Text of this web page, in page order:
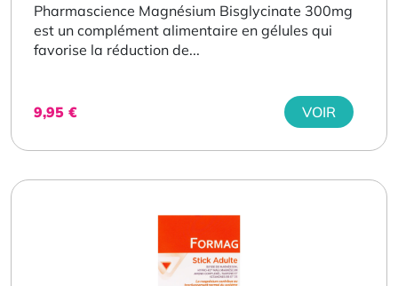
Pharmascience Magnésium Bisglycinate 300mg
est un complément alimentaire en gélules qui
favorise la réduction de...
9,95 € VOIR